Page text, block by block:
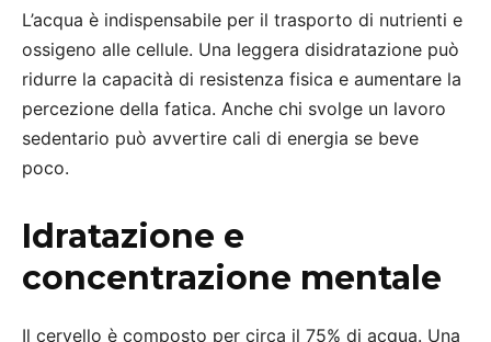
L’acqua è indispensabile per il trasporto di nutrienti e
ossigeno alle cellule. Una leggera disidratazione può
ridurre la capacità di resistenza fisica e aumentare la
percezione della fatica. Anche chi svolge un lavoro
sedentario può avvertire cali di energia se beve
poco.
Idratazione e
concentrazione mentale
Il cervello è composto per circa il 75% di acqua. Una